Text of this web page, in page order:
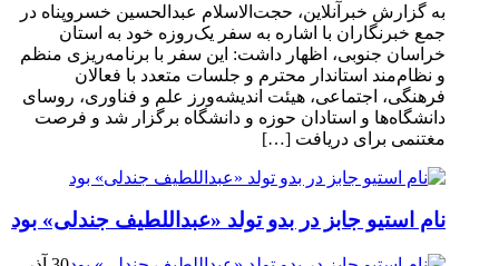
به گزارش خبرآنلاین، حجت‌الاسلام عبدالحسین خسروپناه در
جمع خبرنگاران با اشاره به سفر یک‌روزه خود به استان
خراسان جنوبی، اظهار داشت: این سفر با برنامه‌ریزی منظم
و نظام‌مند استاندار محترم و جلسات متعدد با فعالان
فرهنگی، اجتماعی، هیئت اندیشه‌ورز علم و فناوری، روسای
دانشگاه‌ها و استادان حوزه و دانشگاه برگزار شد و فرصت
مغتنمی برای دریافت […]
نام استیو جابز در بدو تولد «عبداللطیف جندلی» بود